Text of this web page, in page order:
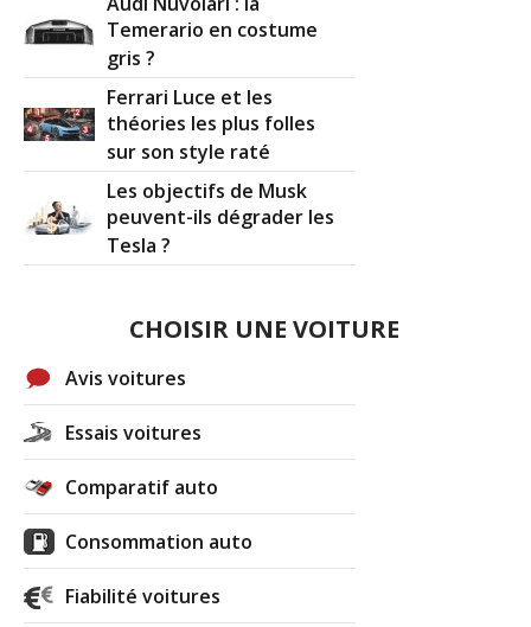
Temerario en costume
gris ?
Ferrari Luce et les
théories les plus folles
sur son style raté
Les objectifs de Musk
peuvent-ils dégrader les
Tesla ?
CHOISIR UNE VOITURE
Avis voitures
Essais voitures
Comparatif auto
Consommation auto
Fiabilité voitures